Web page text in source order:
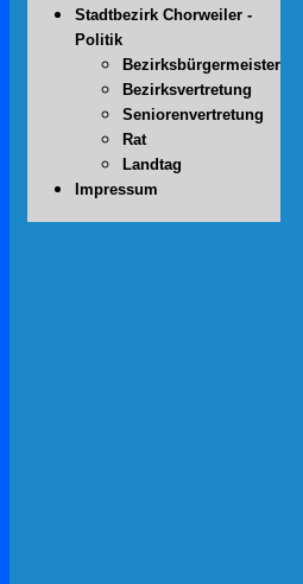
Stadtbezirk Chorweiler -
Politik
Bezirksbürgermeister
Bezirksvertretung
Seniorenvertretung
Rat
Landtag
Impressum